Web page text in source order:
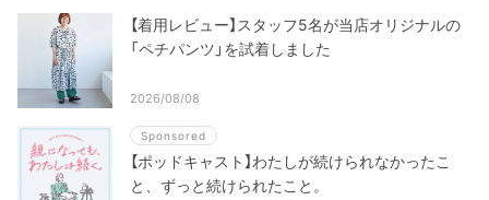
【着用レビュー】スタッフ5名が当店オリジナルの
「ペチパンツ」を試着しました
2026/08/08
Sponsored
【ポッドキャスト】わたしが続けられなかったこ
と、ずっと続けられたこと。